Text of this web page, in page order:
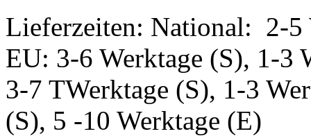
Lieferzeiten: National: 2-5
EU: 3-6 Werktage (S), 1-3
3-7 TWerktage (S), 1-3
(S), 5 -10 Werktage (E)